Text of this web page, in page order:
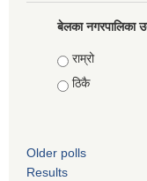
बेलका नगरपालिका
Choices
राम्रो
ठिकै
Older polls
Results